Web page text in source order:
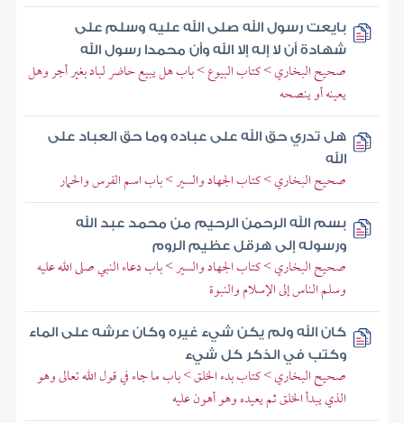
بايعت رسول الله صلى الله عليه وسلم على
شهادة أن لا إله إلا الله وأن محمدا رسول الله
صحيح البخاري > كتاب البيوع > باب هل يبيع حاضر لباد بغير أجر وهل
يعينه أو ينصحه
هل تدري حق الله على عباده وما حق العباد على
الله
صحيح البخاري > كتاب الجهاد والسير > باب اسم الفرس والحمار
بسم الله الرحمن الرحيم من محمد عبد الله
ورسوله إلى هرقل عظيم الروم
صحيح البخاري > كتاب الجهاد والسير > باب دعاء النبي صلى الله عليه
وسلم الناس إلى الإسلام والنبوة
كان الله ولم يكن شيء غيره وكان عرشه على الماء
وكتب في الذكر كل شيء
صحيح البخاري > كتاب بدء الخلق > باب ما جاء في قول الله تعالى وهو
الذي يبدأ الخلق ثم يعيده وهو أهون عليه